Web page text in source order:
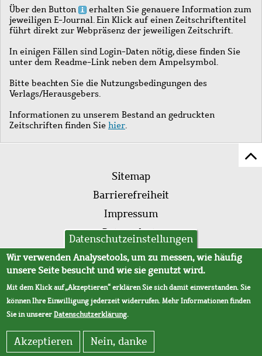
Über den Button
erhalten Sie genauere Information zum
jeweiligen E-Journal. Ein Klick auf einen Zeitschriftentitel
führt direkt zur Webpräsenz der jeweiligen Zeitschrift.
In einigen Fällen sind Login-Daten nötig, diese finden Sie
unter dem Readme-Link neben dem Ampelsymbol.
Bitte beachten Sie die Nutzungsbedingungen des
Verlags/Herausgebers.
Informationen zu unserem Bestand an gedruckten
Zeitschriften finden Sie hier.
Fußleistenmenü
Sitemap
Barrierefreiheit
Impressum
Datenschutz
AVB
Datenschutzeinstellungen
Wir verwenden Analysetools, um zu messen, wie häufig
unsere Seite besucht und wie sie genutzt wird.
Mit dem Klick auf „Akzeptieren“ erklären Sie sich damit einverstanden. Sie
können Ihre Einwilligung jederzeit widerrufen. Mehr Informationen finden
Sie in unsererDatenschutzerklärung.
Akzeptieren Nein, danke